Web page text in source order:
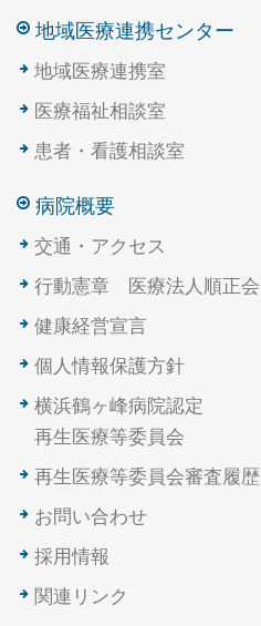
地域医療連携センター
地域医療連携室
医療福祉相談室
患者・看護相談室
病院概要
交通・アクセス
行動憲章 医療法人順正会
健康経営宣言
個人情報保護方針
横浜鶴ヶ峰病院認定
再生医療等委員会
再生医療等委員会審査履歴
お問い合わせ
採用情報
関連リンク